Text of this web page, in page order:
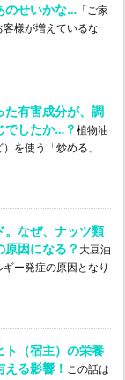
のせいかな… 「ご家
様が増えているな
た有害成分が、調
でしたか…？ 植物油
を使う「炒める」
。なぜ、ナッツ類
因になる？ 大豆油
ー発症の原因となり
ト（宿主）の栄養
る影響！ この話は